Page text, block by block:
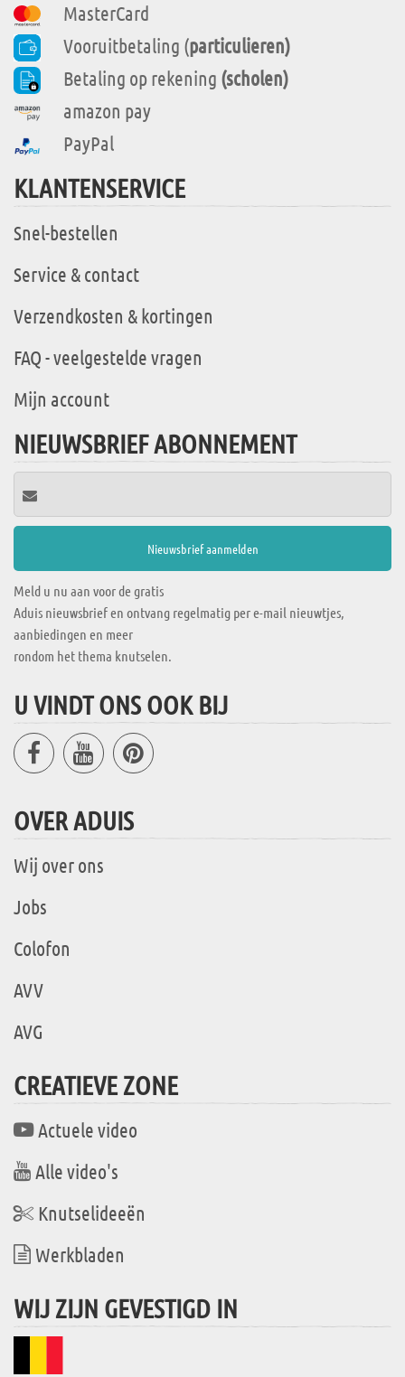
MasterCard
Vooruitbetaling (particulieren)
Betaling op rekening (scholen)
amazon pay
PayPal
KLANTENSERVICE
Snel-bestellen
Service & contact
Verzendkosten & kortingen
FAQ - veelgestelde vragen
Mijn account
NIEUWSBRIEF ABONNEMENT
Meld u nu aan voor de gratis
Aduis nieuwsbrief en ontvang regelmatig per e-mail nieuwtjes,
aanbiedingen en meer
rondom het thema knutselen.
U VINDT ONS OOK BIJ
OVER ADUIS
Wij over ons
Jobs
Colofon
AVV
AVG
CREATIEVE ZONE
Actuele video
Alle video's
Knutselideeën
Werkbladen
WIJ ZIJN GEVESTIGD IN